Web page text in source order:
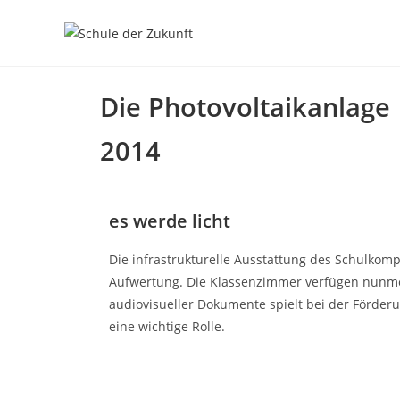
Die Photovoltaikanlage
2014
es werde licht
Die infrastrukturelle Ausstattung des
Aufwertung. Die Klassenzimmer verfügen
audiovisueller Dokumente spielt bei der
eine wichtige Rolle.